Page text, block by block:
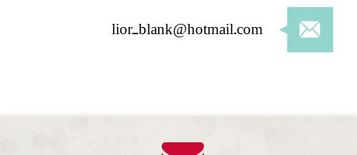
lior_blank@hotmail.com